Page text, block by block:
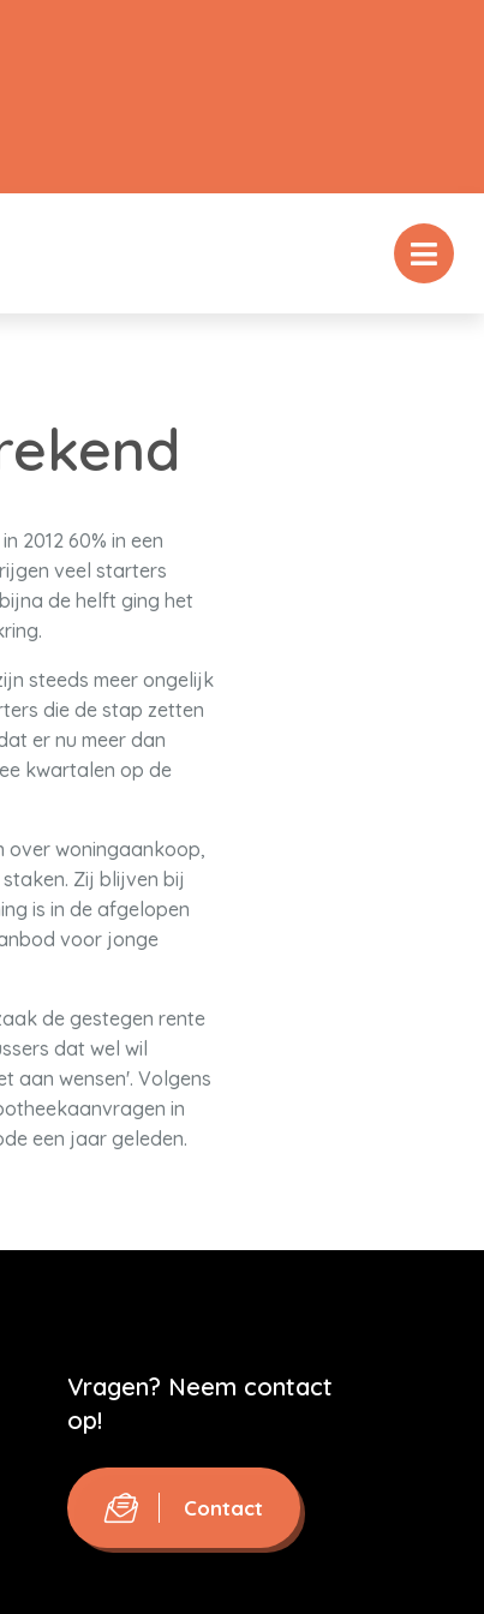
2012 60% in een
veel starters
de helft ging het
steeds meer ongelijk
die de stap zetten
er nu meer dan
kwartalen op de
over woningaankoop,
Zij blijven bij
is in de afgelopen
voor jonge
de gestegen rente
dat wel wil
aan wensen'. Volgens
in
een jaar geleden.
Vragen? Neem contact
op!
Contact